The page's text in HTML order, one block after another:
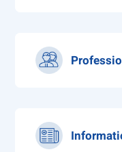
Dr DAMOC
Dr BRETON
FLOURY et Mme
Assistante